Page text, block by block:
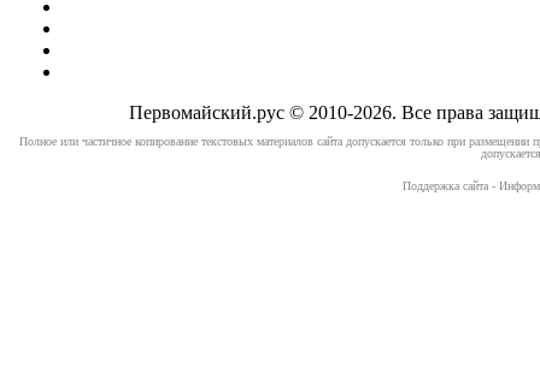
Первомайский.рус © 2010-2026. Все права
Полное или частичное копирование текстовых материалов сайта допускается только при
Поддержка сайта -